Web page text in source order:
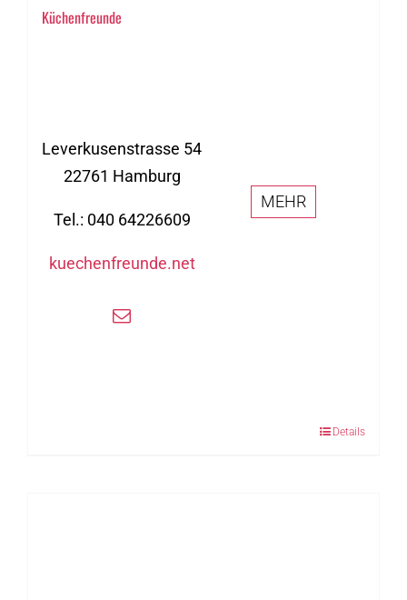
Küchenfreunde
Leverkusenstrasse 54
22761 Hamburg
Tel.: 040 64226609
kuechenfreunde.net
MEHR
Details